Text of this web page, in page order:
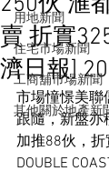
用地新聞
住宅市場新聞
工商舖市場新聞
其他關於地產新
賣 折實
濟日報]
市場憧憬美聯
跟隨，新盤亦
加推88伙，
DOUBLE